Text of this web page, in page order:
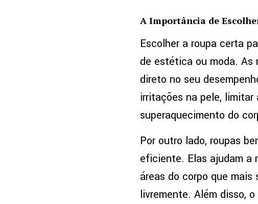
A Importância de
Escolher a roupa certa
de estética ou moda. As
direto no seu
irritações na pele,
superaquecimento do
Por outro lado, roupas
eficiente. Elas ajudam a
áreas do corpo que
livremente. Além disso,